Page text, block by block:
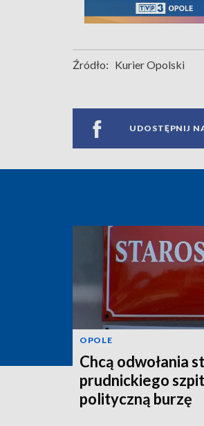
Źródło: Kurier Opolski
UDOSTĘPNIJ
OPOLE
Chcą odwołania
prudnickiego
polityczną burzę